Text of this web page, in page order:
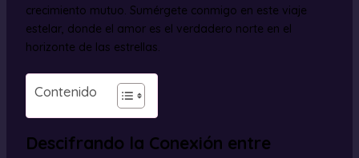
crecimiento mutuo. Sumérgete conmigo en este viaje
estelar, donde el amor es el verdadero norte en el
horizonte de las estrellas.
Contenido
Descifrando la Conexión entre